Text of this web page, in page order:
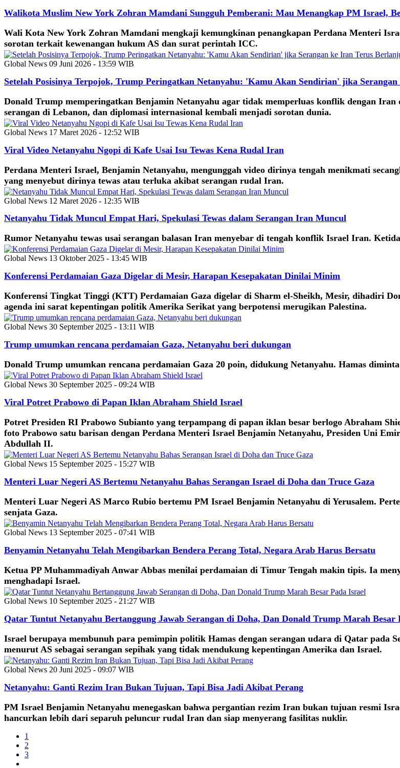
Walikota Muslim New York Zohran Mamdani Sungguh Pemberani: Mau Menangkap PM Israel,
Wali Kota New York Zohran Mamdani mengkaji kemungkinan penangkapan Perdana Menteri
sorotan terkait kewenangan hukum AS dan surat perintah ICC.
Global News 09 Juni 2026 - 13:59 WIB
Setelah Posisinya Terpojok, Trump Peringatkan Netanyahu: 'Kamu Akan Sendirian' jika
Donald Trump memperingatkan Benjamin Netanyahu agar tidak memperluas konflik dengan Iran
serangan di Lebanon, dan diplomasi internasional kembali menjadi sorotan dunia.
Global News 17 Maret 2026 - 12:52 WIB
Viral Video Netanyahu Ngopi di Kafe Usai Isu Tewas Kena Rudal Iran
Perdana Menteri Israel, Benjamin Netanyahu, mengunggah video dirinya tengah menikmati
yang menyebut dirinya tewas atau terluka akibat serangan rudal Iran.
Global News 12 Maret 2026 - 12:35 WIB
Netanyahu Tidak Muncul Empat Hari, Spekulasi Tewas dalam Serangan Iran Muncul
Rumor Netanyahu tewas usai serangan balasan Iran menyebar di tengah konflik Israel Iran.
Global News 13 Oktober 2025 - 13:45 WIB
Konferensi Perdamaian Gaza Digelar di Mesir, Harapan Kesepakatan Dinilai Minim
Konferensi Tingkat Tinggi (KTT) Perdamaian Gaza digelar di Sharm el-Sheikh, Mesir, dihadiri
agenda ini sarat kepentingan politik Amerika Serikat yang berpotensi merugikan Palestina.
Global News 30 September 2025 - 13:11 WIB
Trump umumkan rencana perdamaian Gaza, Netanyahu beri dukungan
Donald Trump umumkan rencana perdamaian Gaza 20 poin, didukung Netanyahu. Hamas
Global News 30 September 2025 - 09:24 WIB
Viral Potret Prabowo di Papan Iklan Abraham Shield Israel
Potret Presiden RI Prabowo Subianto yang terpampang di papan iklan besar berlogo Abraham
foto Prabowo satu barisan dengan Perdana Menteri Israel Benjamin Netanyahu, Presiden Uni
Abdullah II.
Global News 15 September 2025 - 15:27 WIB
Menteri Luar Negeri AS Bertemu Netanyahu Bahas Serangan Israel di Doha dan Truce Gaza
Menteri Luar Negeri AS Marco Rubio bertemu PM Israel Benjamin Netanyahu di Yerusalem.
senjata Gaza.
Global News 13 September 2025 - 07:41 WIB
Benyamin Netanyahu Telah Mengibarkan Bendera Perang Total, Negara Arab Harus Bersatu
Ketua PP Muhammadiyah Anwar Abbas menilai perdamaian di Timur Tengah makin tipis. Ia
menghadapi Israel.
Global News 10 September 2025 - 21:27 WIB
Qatar Tuntut Netanyahu Bertanggung Jawab Serangan di Doha, Dan Donald Trump Marah Besar
Israel berupaya membunuh para pemimpin politik Hamas dengan serangan udara di Qatar pada
menurut AS sebagai serangan sepihak yang tidak mendukung kepentingan Amerika dan Israel.
Global News 20 Juni 2025 - 09:07 WIB
Netanyahu: Ganti Rezim Iran Bukan Tujuan, Tapi Bisa Jadi Akibat Perang
PM Israel Benjamin Netanyahu menegaskan bahwa pergantian rezim Iran bukan tujuan resmi
hancurkan lebih dari separuh peluncur rudal Iran dan siap menyerang fasilitas nuklir.
1
2
3